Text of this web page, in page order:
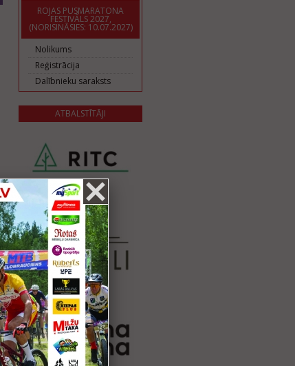
ROJAS PUSMARATONA
FESTIVĀLS 2027,
(NORISINĀSIES: 10.07.2027)
Nolikums
Reģistrācija
Dalībnieku saraksts
ATBALSTĪTĀJI